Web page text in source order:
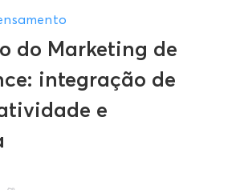
do Marketing de
integração de
e